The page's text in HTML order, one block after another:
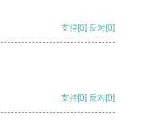
支持[0] 反对[0]
支持[0] 反对[0]